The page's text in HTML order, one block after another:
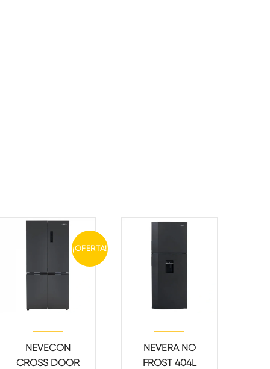
¡OFERTA!
NEVECON
CROSS DOOR
NEVERA NO
FROST 404L